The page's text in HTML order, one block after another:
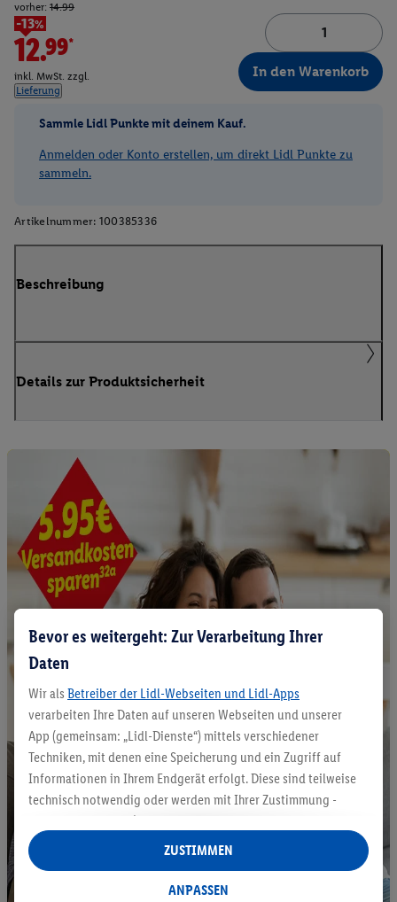
vorher: 14.99
-13%
12.99*
inkl. MwSt. zzgl.
Lieferung
In den Warenkorb
Sammle Lidl Punkte mit deinem Kauf.
Anmelden oder Konto erstellen, um direkt Lidl Punkte zu
sammeln.
Artikelnummer: 100385336
Beschreibung
Details zur Produktsicherheit
Bevor es weitergeht: Zur Verarbeitung Ihrer
Daten
Wir als Betreiber der Lidl-Webseiten und Lidl-Apps
verarbeiten Ihre Daten auf unseren Webseiten und unserer
App (gemeinsam: „Lidl-Dienste“) mittels verschiedener
Techniken, mit denen eine Speicherung und ein Zugriff auf
Informationen in Ihrem Endgerät erfolgt. Diese sind teilweise
technisch notwendig oder werden mit Ihrer Zustimmung -
auch durch Partner (u.a.
Verantwortliche; im Zusammenhang mit dem IAB TCF
insgesamt
Statistik-Erstellung oder für personalisierte Werbung
ANPASSEN
ZUSTIMMEN